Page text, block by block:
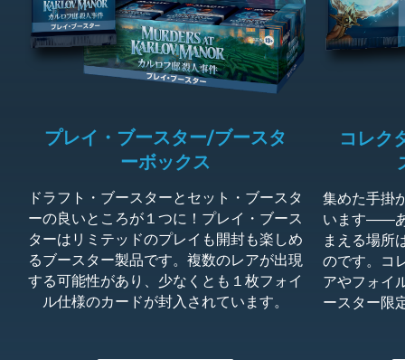
プレイ・ブースター/ブースタ
ーボックス
ドラフト・ブースターとセット・ブースタ
ーの良いところが１つに！プレイ・ブース
ターはリミテッドのプレイも開封も楽しめ
るブースター製品です。複数のレアが出現
する可能性があり、少なくとも１枚フォイ
ル仕様のカードが封入されています。
コレク
集めた手掛
います――
まえる場所
のです。コ
アやフォイ
ースター限